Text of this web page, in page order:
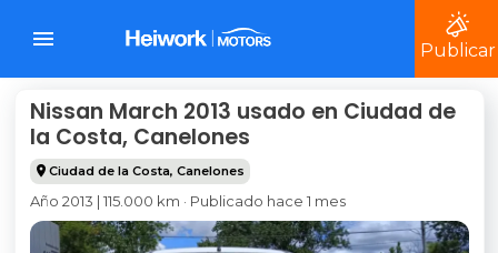
Publicar
Nissan March 2013 usado en Ciudad de
la Costa, Canelones
Ciudad de la Costa, Canelones
Año 2013 | 115.000 km · Publicado hace 1 mes